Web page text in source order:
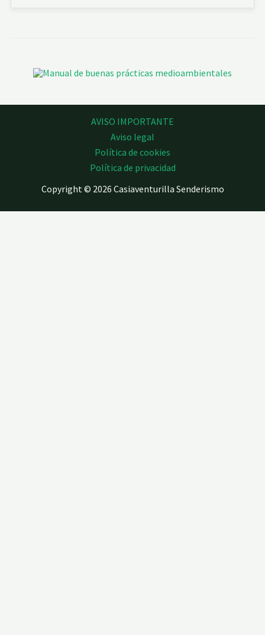
AVISO IMPORTANTE
Aviso legal
Política de cookies
Política de privacidad
Copyright © 2026 Casiaventurilla Senderismo